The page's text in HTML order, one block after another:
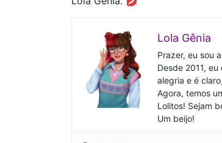
Lola Gênia
Prazer, eu sou
Desde 2011,
alegria e é
Agora, temos
Lolitos! Sejam
Um beijo!